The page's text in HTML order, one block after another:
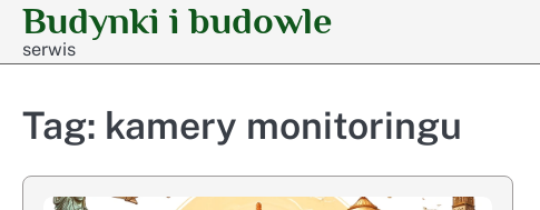
Skip
content
Budynki i budowle
serwis
Tag: kamery monitoringu